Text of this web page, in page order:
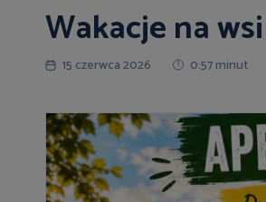
Wakacje na
15 czerwca 2026 0:57 minut